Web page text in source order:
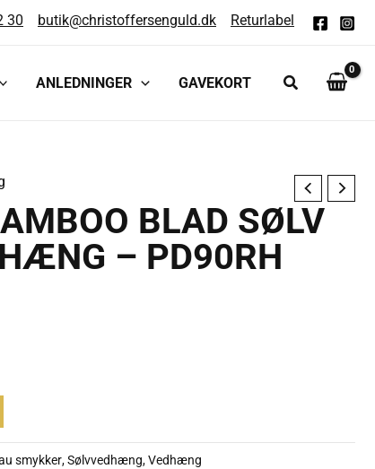
30 butik@christoffersenguld.dk Returlabel
ANLEDNINGER GAVEKORT
BLAD SØLV
– PD90RH
smykker,Sølvvedhæng,Vedhæng